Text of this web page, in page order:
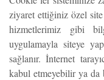
ziyaret ettiğiniz özel site
hizmetlerimiz gibi
uygulamayla siteye
sağlanır. İnternet
kabul etmeyebilir ya da